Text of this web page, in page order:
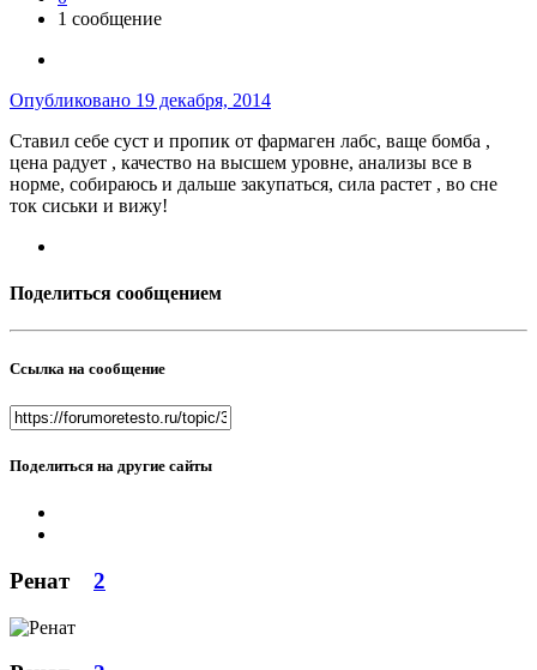
1 сообщение
Опубликовано 19 декабря, 2014
Ставил себе суст и пропик от фармаген лабс, ваще бомба ,
цена радует , качество на высшем уровне, анализы все в
норме, собираюсь и дальше закупаться, сила растет , во сне
ток сиськи и вижу!
Поделиться сообщением
Ссылка на сообщение
Поделиться на другие сайты
Ренат 2